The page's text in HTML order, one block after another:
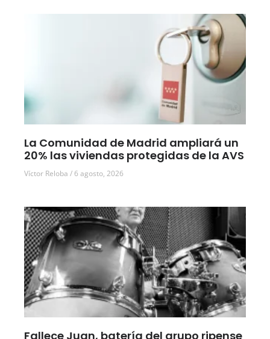
La Comunidad de Madrid ampliará un
20% las viviendas protegidas de la AVS
Víctor Reloba 6 agosto, 2026
Fallece Juan, batería del grupo ripense